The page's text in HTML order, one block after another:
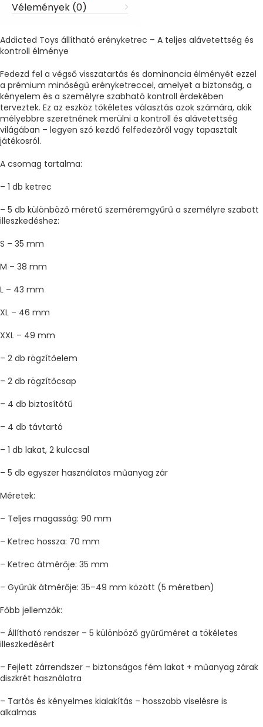
Vélemények (0)
Addicted Toys állítható erényketrec – A teljes alávetettség és
kontroll élménye
Fedezd fel a végső visszatartás és dominancia élményét ezzel
a prémium minőségű erényketreccel, amelyet a biztonság, a
kényelem és a személyre szabható kontroll érdekében
terveztek. Ez az eszköz tökéletes választás azok számára, akik
mélyebbre szeretnének merülni a kontroll és alávetettség
világában – legyen szó kezdő felfedezőről vagy tapasztalt
játékosról.
A csomag tartalma:
– 1 db ketrec
– 5 db különböző méretű szeméremgyűrű a személyre szabott
illeszkedéshez:
S – 35 mm
M – 38 mm
L – 43 mm
XL – 46 mm
XXL – 49 mm
– 2 db rögzítőelem
– 2 db rögzítőcsap
– 4 db biztosítótű
– 4 db távtartó
– 1 db lakat, 2 kulccsal
– 5 db egyszer használatos műanyag zár
Méretek:
– Teljes magasság: 90 mm
– Ketrec hossza: 70 mm
– Ketrec átmérője: 35 mm
– Gyűrűk átmérője: 35–49 mm között (5 méretben)
Főbb jellemzők:
– Állítható rendszer – 5 különböző gyűrűméret a tökéletes
illeszkedésért
– Fejlett zárrendszer – biztonságos fém lakat + műanyag zárak
diszkrét használatra
– Tartós és kényelmes kialakítás – hosszabb viselésre is
alkalmas